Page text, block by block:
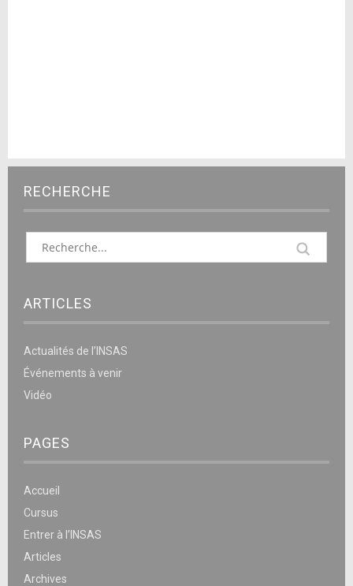
RECHERCHE
ARTICLES
Actualités de l’INSAS
Événements à venir
Vidéo
PAGES
Accueil
Cursus
Entrer à l’INSAS
Articles
Archives